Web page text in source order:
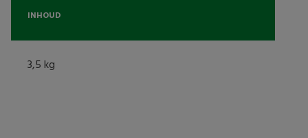
INHOUD
3,5 kg